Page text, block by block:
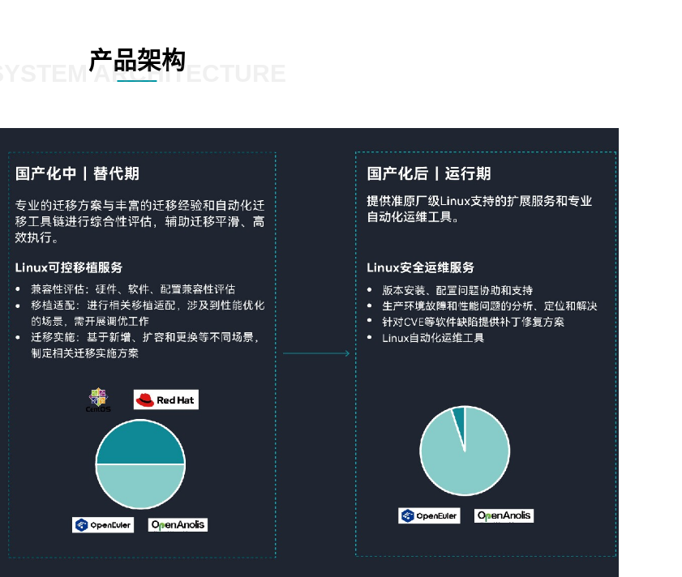
产品架构
SYSTEM ARCHITECTURE